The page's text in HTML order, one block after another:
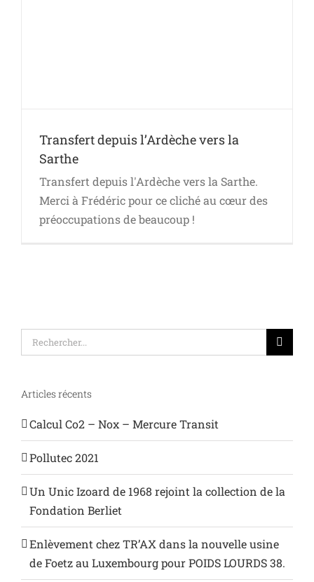
Transfert depuis l’Ardèche vers la
Sarthe
Transfert depuis l'Ardèche vers la Sarthe.
Merci à Frédéric pour ce cliché au cœur des
préoccupations de beaucoup !
Rechercher:
Articles récents
Calcul Co2 – Nox – Mercure Transit
Pollutec 2021
Un Unic Izoard de 1968 rejoint la collection de la
Fondation Berliet
Enlèvement chez TR’AX dans la nouvelle usine
de Foetz au Luxembourg pour POIDS LOURDS 38.